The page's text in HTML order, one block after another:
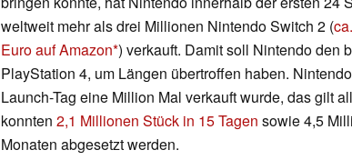
weltweit mehr als drei Millionen Nintendo Switch 2 (
Euro auf Amazon ) verkauft. Damit soll Nintendo den
PlayStation 4, um Längen übertroffen haben.
Launch-Tag eine Million Mal verkauft wurde, das gilt
konnten 2,1 Millionen Stück in 15 Tagen sowie 4,5
Monaten abgesetzt werden.